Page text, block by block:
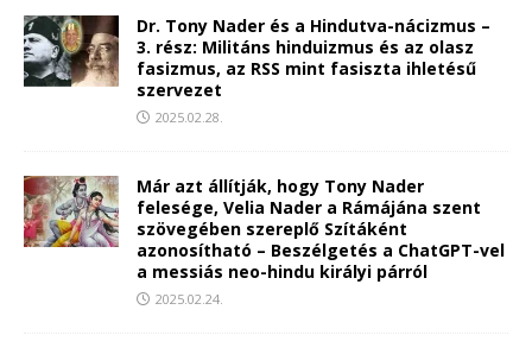
Dr. Tony Nader és a Hindutva-nácizmus –
3. rész: Militáns hinduizmus és az olasz
fasizmus, az RSS mint fasiszta ihletésű
szervezet
2025.02.28.
Már azt állítják, hogy Tony Nader
felesége, Velia Nader a Rámájána szent
szövegében szereplő Szítáként
azonosítható – Beszélgetés a ChatGPT-vel
a messiás neo-hindu királyi párról
2025.02.24.